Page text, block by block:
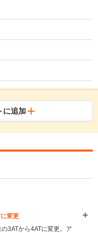
に追加
変更
3ATから4ATに変更。ア